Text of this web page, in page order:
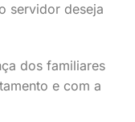
servidor deseja
dos familiares
e com a